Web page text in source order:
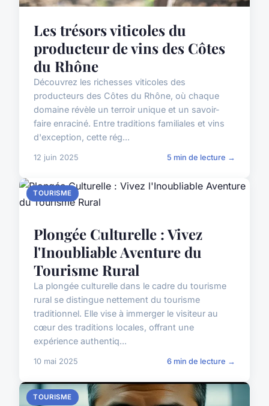
Les trésors viticoles du
producteur de vins des Côtes
du Rhône
Découvrez les richesses viticoles des
producteurs des Côtes du Rhône, où chaque
domaine révèle un terroir unique et un savoir-
faire enraciné. Entre traditions familiales et vins
d'exception, cette rég...
12 juin 2025 5 min de lecture →
TOURISME
Plongée Culturelle : Vivez
l'Inoubliable Aventure du
Tourisme Rural
La plongée culturelle dans le cadre du tourisme
rural se distingue nettement du tourisme
traditionnel. Elle vise à immerger le visiteur au
cœur des traditions locales, offrant une
expérience authentiq...
10 mai 2025 6 min de lecture →
TOURISME